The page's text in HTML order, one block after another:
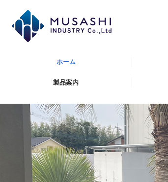
ホーム
製品案内